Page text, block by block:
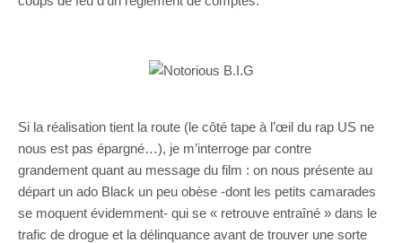
Si la réalisation tient la route (le côté tape à l’œil du rap US ne
nous est pas épargné…), je m’interroge par contre
grandement quant au message du film : on nous présente au
départ un ado Black un peu obèse -dont les petits camarades
se moquent évidemment- qui se « retrouve entraîné » dans le
trafic de drogue et la délinquance avant de trouver une sorte